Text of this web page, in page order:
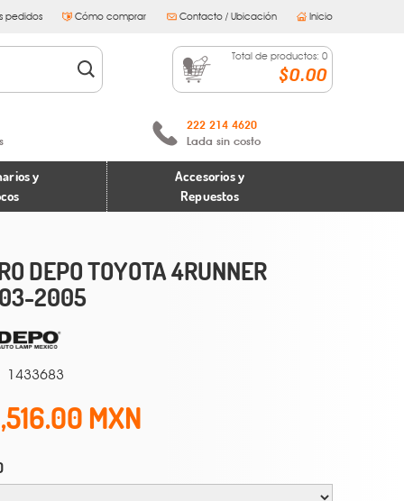
pedidos Cómo comprar Contacto / Ubicación Inicio
Total de productos: 0
$0.00
222 214 4620
Lada sin costo
y
Accesorios y
Repuestos
DEPO TOYOTA 4RUNNER
2005
1433683